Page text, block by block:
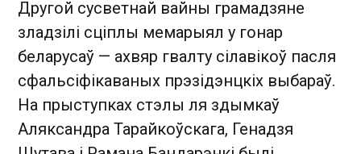
Другой сусветнай вайны грамадзяне
зладзілі сціплы мемарыял у гонар
беларусаў — ахвяр гвалту сілавікоў пасля
сфальсіфікаваных прэзідэнцкіх выбараў.
На прыступках стэлы ля здымкаў
Аляксандра Тарайкоўскага, Генадзя